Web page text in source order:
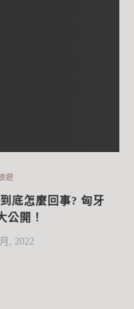
遊
底怎麼回事? 匈牙
公開！
, 2022